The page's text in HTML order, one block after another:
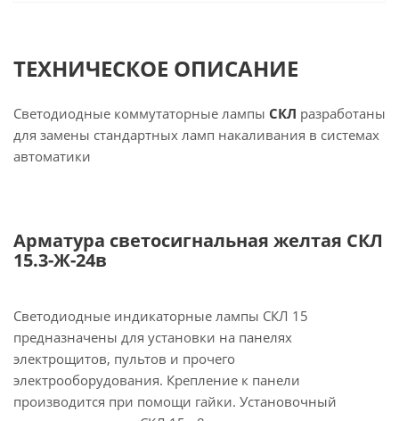
ТЕХНИЧЕСКОЕ ОПИСАНИЕ
Светодиодные коммутаторные лампы СКЛ разработаны
для замены стандартных ламп накаливания в системах
автоматики
Арматура светосигнальная желтая СКЛ
15.3-Ж-24в
Светодиодные индикаторные лампы СКЛ 15
предназначены для установки на панелях
электрощитов, пультов и прочего
электрооборудования. Крепление к панели
производится при помощи гайки. Установочный